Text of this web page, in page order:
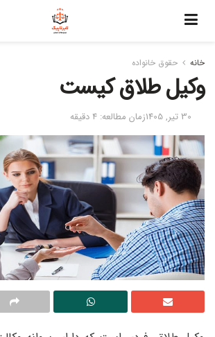
خانه حقوق خانواده
وکیل طلاق کیست
30 تیر, 1405 زمان مطالعه: 4 دقیقه